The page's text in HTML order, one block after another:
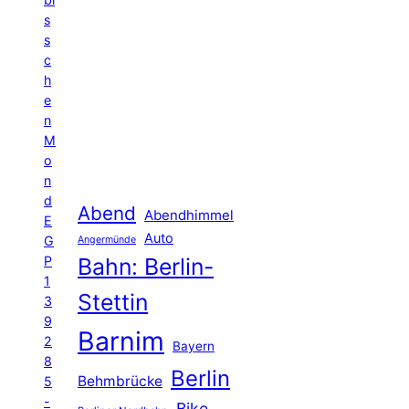
s
s
c
h
e
n
M
o
n
d
E
G
P
1
3
9
2
8
5
-
Abend Abendhimmel
Angermünde Auto
Bahn: Berlin-
Stettin
Barnim Bayern
Behmbrücke Berlin